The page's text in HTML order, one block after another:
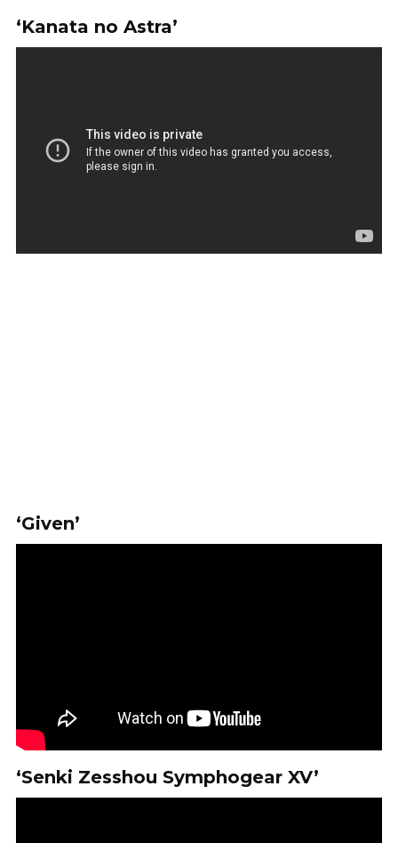
‘Kanata no Astra’
‘Given’
‘Senki Zesshou Symphogear XV’